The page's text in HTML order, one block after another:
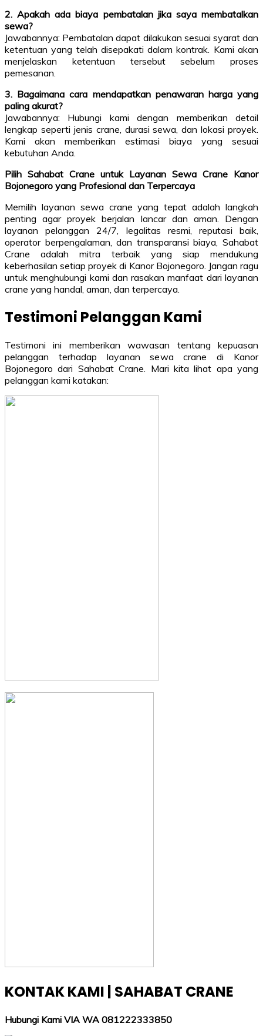
2. Apakah ada biaya pembatalan jika saya membatalkan
sewa?
Jawabannya: Pembatalan dapat dilakukan sesuai syarat dan
ketentuan yang telah disepakati dalam kontrak. Kami akan
menjelaskan ketentuan tersebut sebelum proses
pemesanan.
3. Bagaimana cara mendapatkan penawaran harga yang
paling akurat?
Jawabannya: Hubungi kami dengan memberikan detail
lengkap seperti jenis crane, durasi sewa, dan lokasi proyek.
Kami akan memberikan estimasi biaya yang sesuai
kebutuhan Anda.
Pilih Sahabat Crane untuk Layanan Sewa Crane Kanor
Bojonegoro yang Profesional dan Terpercaya
Memilih layanan sewa crane yang tepat adalah langkah
penting agar proyek berjalan lancar dan aman. Dengan
layanan pelanggan 24/7, legalitas resmi, reputasi baik,
operator berpengalaman, dan transparansi biaya, Sahabat
Crane adalah mitra terbaik yang siap mendukung
keberhasilan setiap proyek di Kanor Bojonegoro. Jangan ragu
untuk menghubungi kami dan rasakan manfaat dari layanan
crane yang handal, aman, dan terpercaya.
Testimoni Pelanggan Kami
Testimoni ini memberikan wawasan tentang kepuasan
pelanggan terhadap layanan sewa crane di Kanor
Bojonegoro dari Sahabat Crane. Mari kita lihat apa yang
pelanggan kami katakan:
KONTAK KAMI | SAHABAT CRANE
Hubungi Kami VIA WA 081222333850